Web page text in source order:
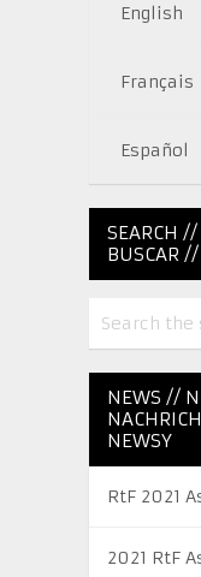
English
Français
Español
SEARCH
BUSCAR
NEWS //
NEWSY
RtF 2021
2021 RtF